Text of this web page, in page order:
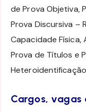
de Prova Objetiva,
Prova Discursiva –
Capacidade Física,
Prova de Títulos e
Cargos, vagas